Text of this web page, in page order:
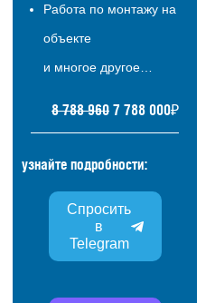
Работа по монтажу на
объекте
и многое другое…
8 788 960 7 788 000₽
узнайте подробности:
Спросить
в
Telegram